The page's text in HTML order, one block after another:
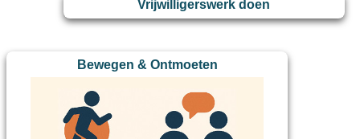
Vrijwilligerswerk doen
Bewegen & Ontmoeten